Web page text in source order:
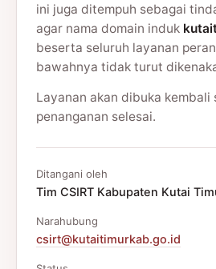
ini juga ditempuh sebagai
agar nama domain induk
beserta seluruh layanan
bawahnya tidak turut
Layanan akan dibuka kembali
penanganan selesai.
Ditangani oleh
Tim CSIRT Kabupaten Kutai
Narahubung
csirt@kutaitimurkab.go.id